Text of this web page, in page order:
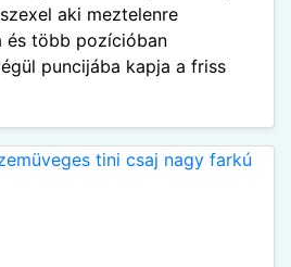
aki meztelenre
több pozícióban
puncijába kapja a friss